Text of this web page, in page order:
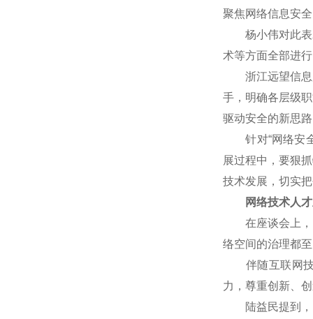
聚焦网络信息安
杨小伟对此表示
术等方面全部进
浙江远望信息股
手，明确各层级
驱动安全的新思
针对“网络安全
展过程中，要狠
技术发展，切实
网络技术人才
在座谈会上，网
络空间的治理都
伴随互联网技
力，尊重创新、
陆益民提到，